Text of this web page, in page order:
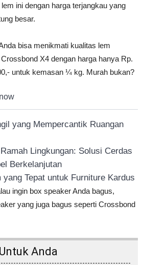
ini dengan harga terjangkau yang
besar.
bisa menikmati kualitas lem
X4 dengan harga hanya Rp.
untuk kemasan ¼ kg. Murah bukan?
yang Mempercantik Ruangan
Lingkungan: Solusi Cerdas
Berkelanjutan
Tepat untuk Furniture Kardus
ingin box speaker Anda bagus,
yang juga bagus seperti Crossbond
Anda